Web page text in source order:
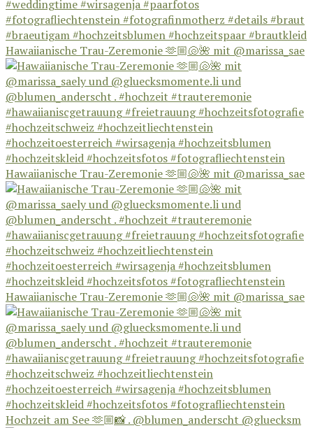
Hawaiianische Trau-Zeremonie 🫶🏼🐚🌺 mit @marissa_sae
Hawaiianische Trau-Zeremonie 🫶🏼🐚🌺 mit @marissa_sae
Hawaiianische Trau-Zeremonie 🫶🏼🐚🌺 mit @marissa_sae
Hochzeit am See 🫶🏼📸 . @blumen_anderscht @gluecksm